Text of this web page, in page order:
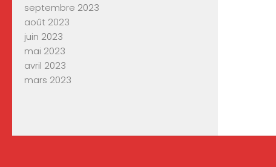
septembre 2023
août 2023
juin 2023
mai 2023
avril 2023
mars 2023